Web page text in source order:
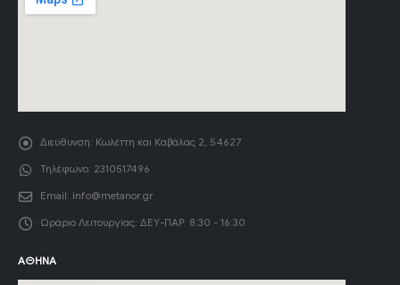
Διεύθυνση: Κωλέττη και Καβάλας 2, 54627
Τηλέφωνο: 2310517496
Email: info@metanor.gr
Ωράριο Λειτουργίας: ΔΕΥ-ΠΑΡ: 8:30 - 16:30
ΑΘΉΝΑ